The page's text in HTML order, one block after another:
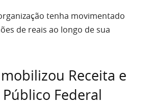
tenha movimentado
de reais ao longo de sua
Receita e
Federal